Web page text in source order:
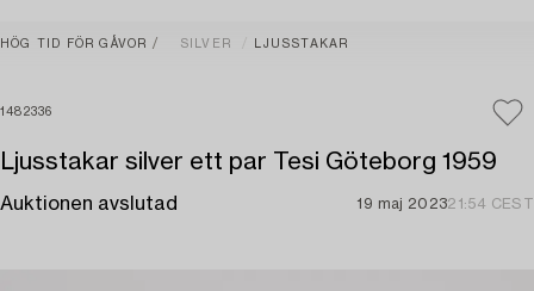
HÖG TID FÖR GÅVOR SILVER LJUSSTAKAR
1482336
Ljusstakar silver ett par Tesi Göteborg 1959
Auktionen avslutad 19 maj 202321:54 CEST